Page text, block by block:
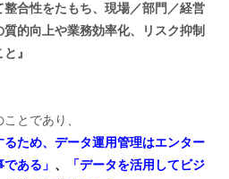
合性をたもち、現場／部門／経営
的向上や業務効率化、リスク抑制
』
とであり、
るため、データ運用管理はエンター
ある」 、
「データを活用してビジ